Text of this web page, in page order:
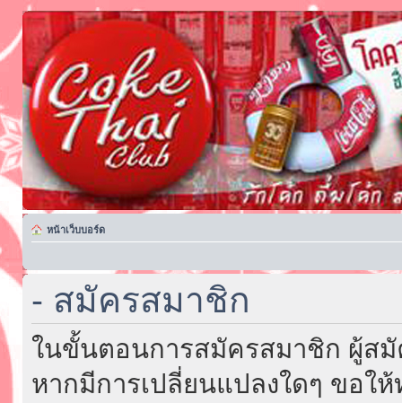
หน้าเว็บบอร์ด
- สมัครสมาชิก
ในขั้นตอนการสมัครสมาชิก ผู้ส
หากมีการเปลี่ยนแปลงใดๆ ขอใ